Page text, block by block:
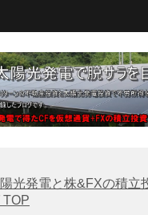
光発電と株&FXの積立
TOP